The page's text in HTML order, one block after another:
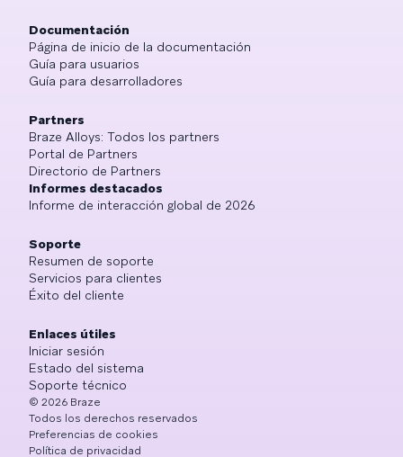
Documentación
Página de inicio de la documentación
Guía para usuarios
Guía para desarrolladores
Partners
Braze Alloys: Todos los partners
Portal de Partners
Directorio de Partners
Informes destacados
Informe de interacción global de 2026
Soporte
Resumen de soporte
Servicios para clientes
Éxito del cliente
Enlaces útiles
Iniciar sesión
Estado del sistema
Soporte técnico
© 2026 Braze
Todos los derechos reservados
Preferencias de cookies
Política de privacidad